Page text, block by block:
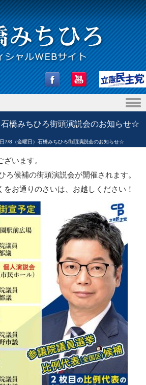
橋みちひろ街頭演説会のお知らせ☆
7/8（金曜日）石橋みちひろ街頭演説会のお知らせ☆
います。
ろ候補の街頭演説会が開催されます。
お通りのさいは、お越しください！